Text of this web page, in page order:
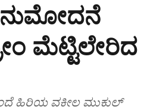
ಮೆಟ್ಟಿಲೇರಿದ
ಹಿರಿಯ ವಕೀಲ ಮುಕುಲ್‌